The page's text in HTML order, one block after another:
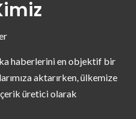
haberlerini en objektif bir
aktarırken, ülkemize
üretici olarak